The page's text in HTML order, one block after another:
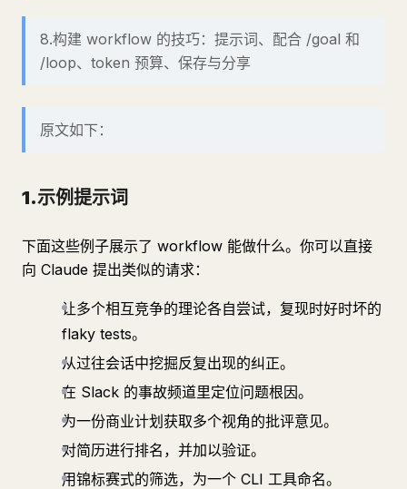
8.构建 workflow 的技巧：提示词、配合 /goal 和
/loop、token 预算、保存与分享
原文如下：
1.示例提示词
下面这些例子展示了 workflow 能做什么。你可以直接
向 Claude 提出类似的请求：
让多个相互竞争的理论各自尝试，复现时好时坏的
flaky tests。
从过往会话中挖掘反复出现的纠正。
在 Slack 的事故频道里定位问题根因。
为一份商业计划获取多个视角的批评意见。
对简历进行排名，并加以验证。
用锦标赛式的筛选，为一个 CLI 工具命名。